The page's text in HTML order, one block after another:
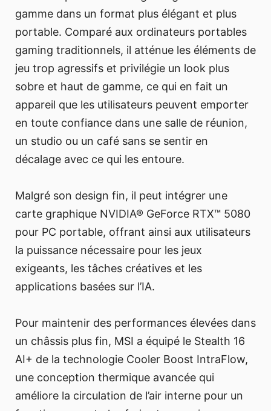
gamme dans un format plus élégant et plus
portable. Comparé aux ordinateurs portables
gaming traditionnels, il atténue les éléments de
jeu trop agressifs et privilégie un look plus
sobre et haut de gamme, ce qui en fait un
appareil que les utilisateurs peuvent emporter
en toute confiance dans une salle de réunion,
un studio ou un café sans se sentir en
décalage avec ce qui les entoure.
Malgré son design fin, il peut intégrer une
carte graphique NVIDIA® GeForce RTX™ 5080
pour PC portable, offrant ainsi aux utilisateurs
la puissance nécessaire pour les jeux
exigeants, les tâches créatives et les
applications basées sur l’IA.
Pour maintenir des performances élevées dans
un châssis plus fin, MSI a équipé le Stealth 16
AI+ de la technologie Cooler Boost IntraFlow,
une conception thermique avancée qui
améliore la circulation de l’air interne pour un